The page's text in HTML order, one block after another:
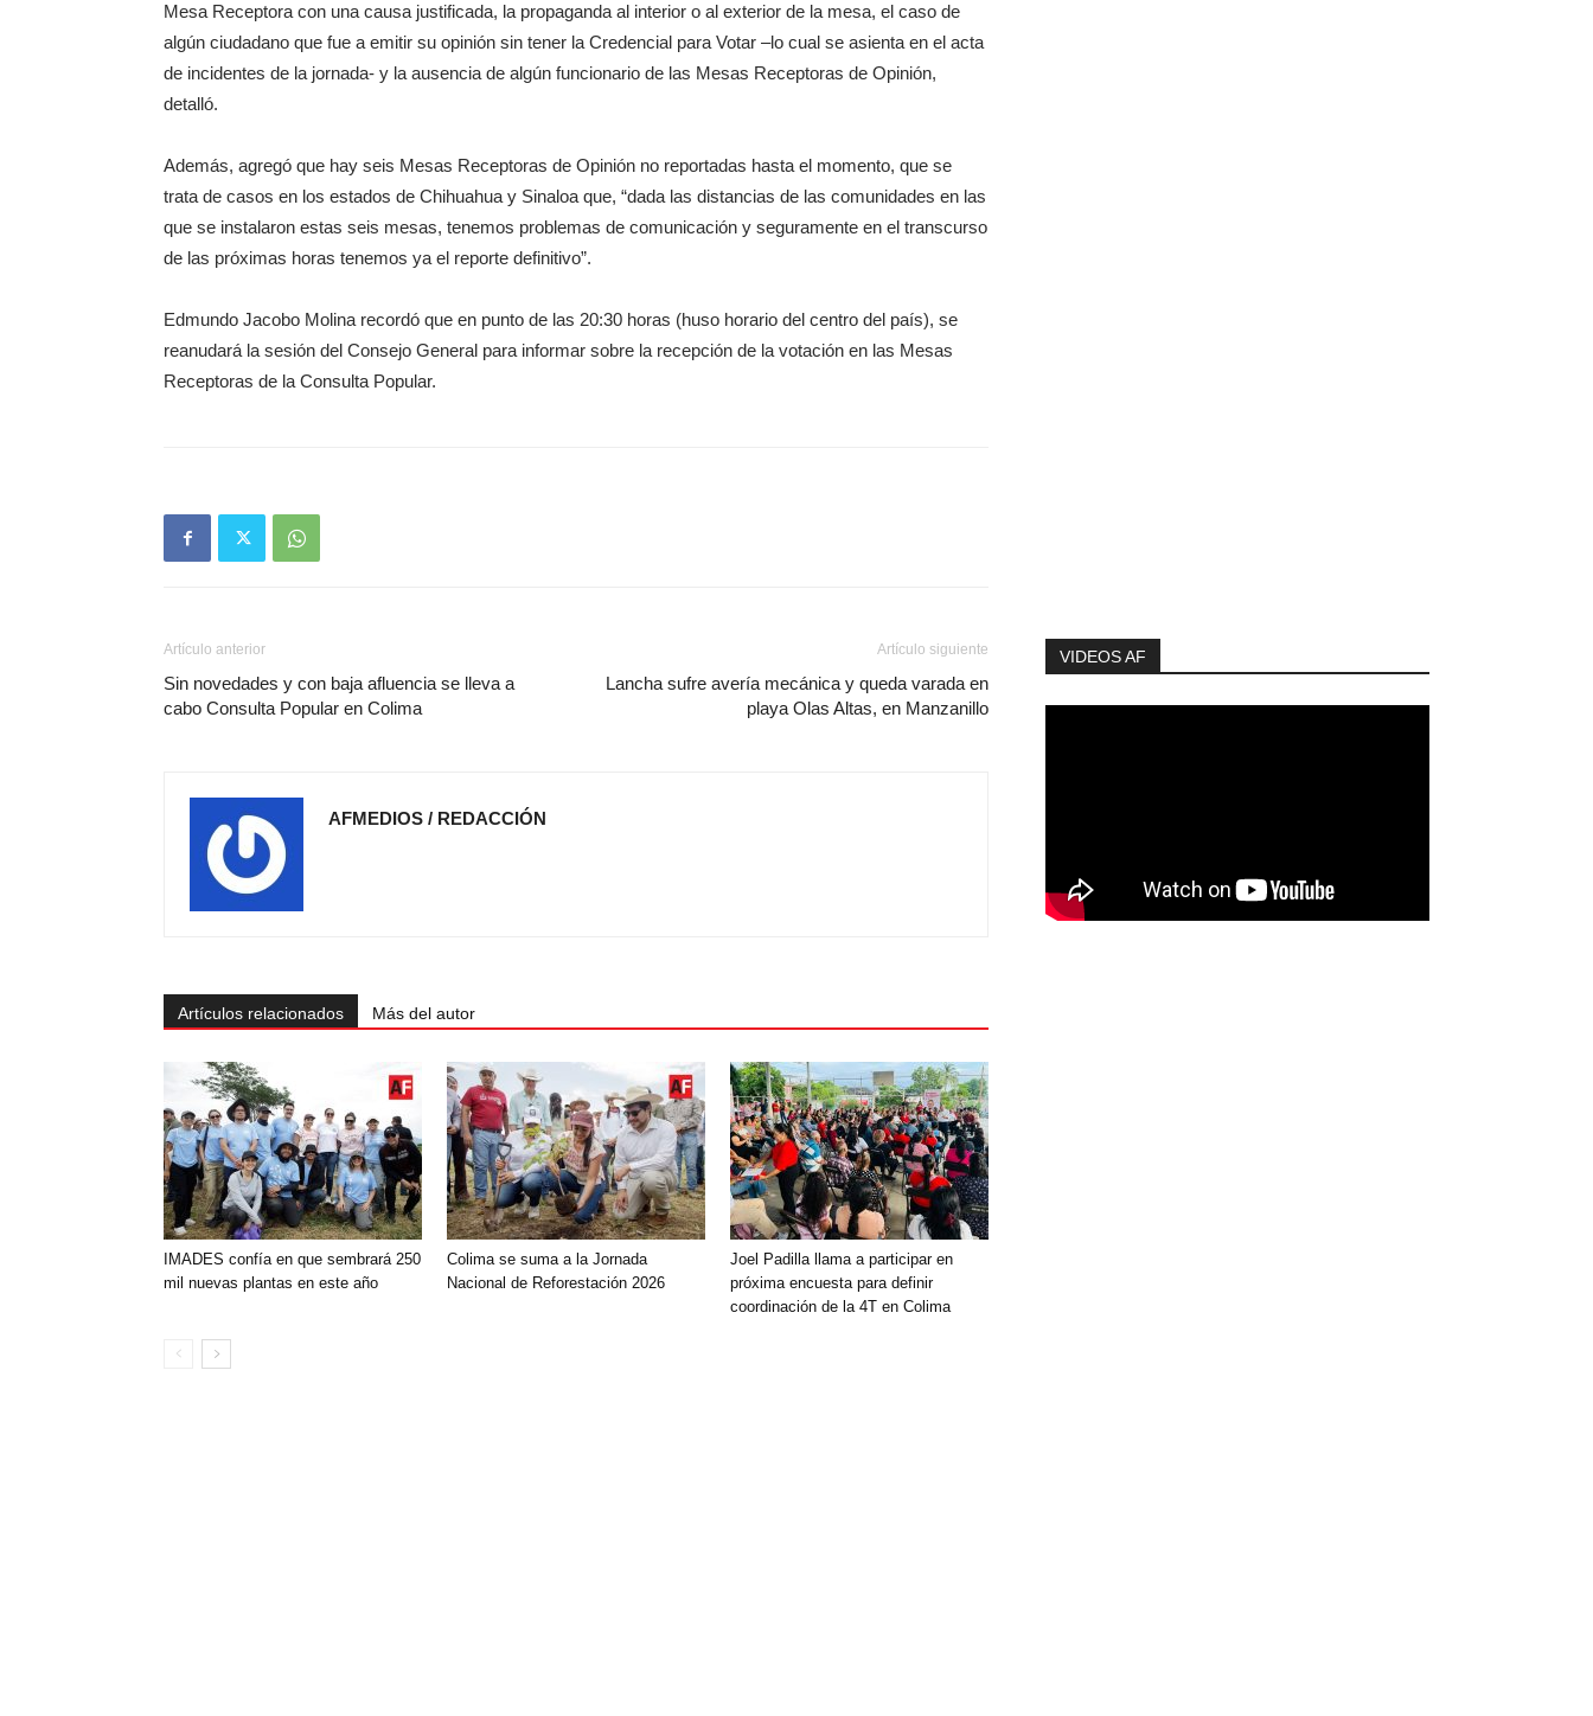
Mesa Receptora con una causa justificada, la propaganda al interior o al exterior de la mesa, el caso de
algún ciudadano que fue a emitir su opinión sin tener la Credencial para Votar –lo cual se asienta en el acta
de incidentes de la jornada- y la ausencia de algún funcionario de las Mesas Receptoras de Opinión,
detalló.
Además, agregó que hay seis Mesas Receptoras de Opinión no reportadas hasta el momento, que se
trata de casos en los estados de Chihuahua y Sinaloa que, “dada las distancias de las comunidades en las
que se instalaron estas seis mesas, tenemos problemas de comunicación y seguramente en el transcurso
de las próximas horas tenemos ya el reporte definitivo”.
Edmundo Jacobo Molina recordó que en punto de las 20:30 horas (huso horario del centro del país), se
reanudará la sesión del Consejo General para informar sobre la recepción de la votación en las Mesas
Receptoras de la Consulta Popular.
Artículo anterior
Sin novedades y con baja afluencia se lleva a
cabo Consulta Popular en Colima
Artículo siguiente
Lancha sufre avería mecánica y queda varada en
playa Olas Altas, en Manzanillo
AFMEDIOS / REDACCIÓN
Artículos relacionados Más del autor
IMADES confía en que sembrará 250
mil nuevas plantas en este año
Colima se suma a la Jornada
Nacional de Reforestación 2026
Joel Padilla llama a participar en
próxima encuesta para definir
coordinación de la 4T en Colima
VIDEOS AF